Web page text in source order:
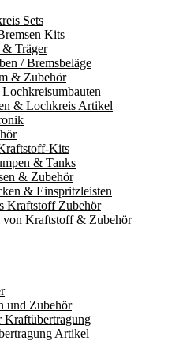
Sets
Kits
& Träger
/ Bremsbeläge
& Zubehör
& Lochkreis Artikel
Kits
& Tanks
& Zubehör
& Einspritzleisten
Kraftstoff Zubehör
Kraftstoff & Zubehör
und Zubehör
Kraftübertragung
Artikel